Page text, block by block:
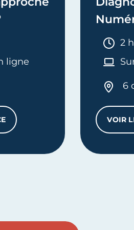
ligne
APPROCHE GLOBALE 360°
2
6
VOIR